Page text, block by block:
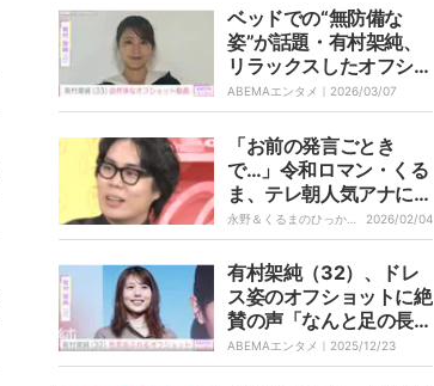
ベッドでの“無防備な
姿”が話題・有村架純、
リラックスしたオフショ
ットに「反則レベルの可
愛さ」「めっちゃ癒やさ
れる」と反響
ABEMAエンタメ｜ 2026/03/07
「お前の発言ごとき
で…」令和ロマン・くる
ま、テレ朝人気アナに
「久しぶりにムカつく」
と一喝
永野＆くるまのひっかか
2026/02/04
有村架純（32）、ドレ
ス姿のオフショットに絶
賛の声「なんと足の長い
こと」「美しさもたたず
まいも別格」
ABEMAエンタメ｜ 2025/12/23